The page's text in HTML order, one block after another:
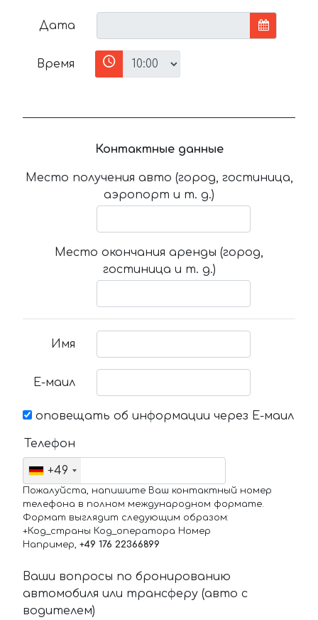
Дата
Время
Контактные данные
Место получения авто (город, гостиница,
аэропорт и т. д.)
Место окончания аренды (город,
гостиница и т. д.)
Имя
Е-маил
оповещать об информации через Е-маил
Телефон
+49
Пожалуйста, напишите Ваш контактный номер
телефона в полном международном формате.
Формат выглядит следующим образом:
+Код_страны Код_оператора Номер
Например, +49 176 22366899
Ваши вопросы по бронированию
автомобиля или трансферу (авто с
водителем)